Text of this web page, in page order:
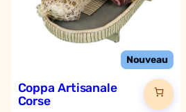
Coppa Artisanale
Corse